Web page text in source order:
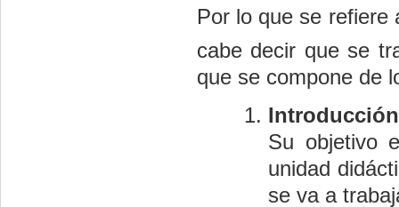
Por lo que se
cabe decir que se
que se compone de
Su objetivo
unidad
se va a